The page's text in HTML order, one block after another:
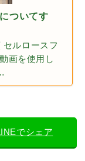
ついてす
ルロースフ
画を使用し
でシェア